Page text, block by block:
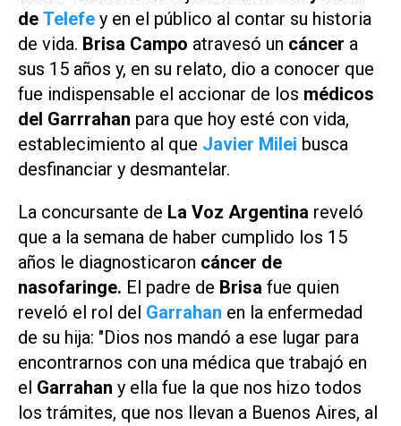
de Telefe y en el público al contar su historia
de vida. Brisa Campo atravesó un cáncer a
sus 15 años y, en su relato, dio a conocer que
fue indispensable el accionar de los médicos
del Garrrahan para que hoy esté con vida,
establecimiento al que Javier Milei busca
desfinanciar y desmantelar.
La concursante de La Voz Argentina reveló
que a la semana de haber cumplido los 15
años le diagnosticaron cáncer de
nasofaringe. El padre de Brisa fue quien
reveló el rol del Garrahan en la enfermedad
de su hija: "Dios nos mandó a ese lugar para
encontrarnos con una médica que trabajó en
el Garrahan y ella fue la que nos hizo todos
los trámites, que nos llevan a Buenos Aires, al